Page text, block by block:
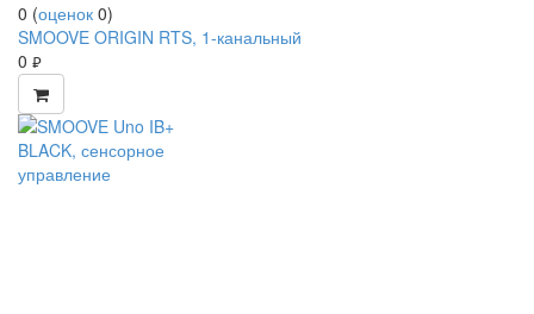
0 (оценок 0)
SMOOVE ORIGIN RTS, 1-канальный
0 руб.